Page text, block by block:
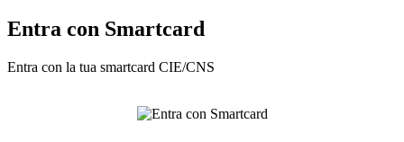
Entra con Smartcard
Entra con la tua smartcard CIE/CNS